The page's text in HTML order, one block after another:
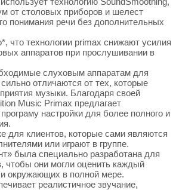
от столовых приборов и шелест
понимания речи без дополнительных
что технологии primax снижают усилия
аппаратов при прослушивании в
слуховым аппаратам для
отличаются от тех, которые
музыки. Благодаря своей
Music Primax предлагает
настройки для более полного и
для клиентов, которые сами являются
или играют в группе.
была специально разработана для
чтобы они могли оценить каждый
окружающих в полной мере.
реалистичное звучание,